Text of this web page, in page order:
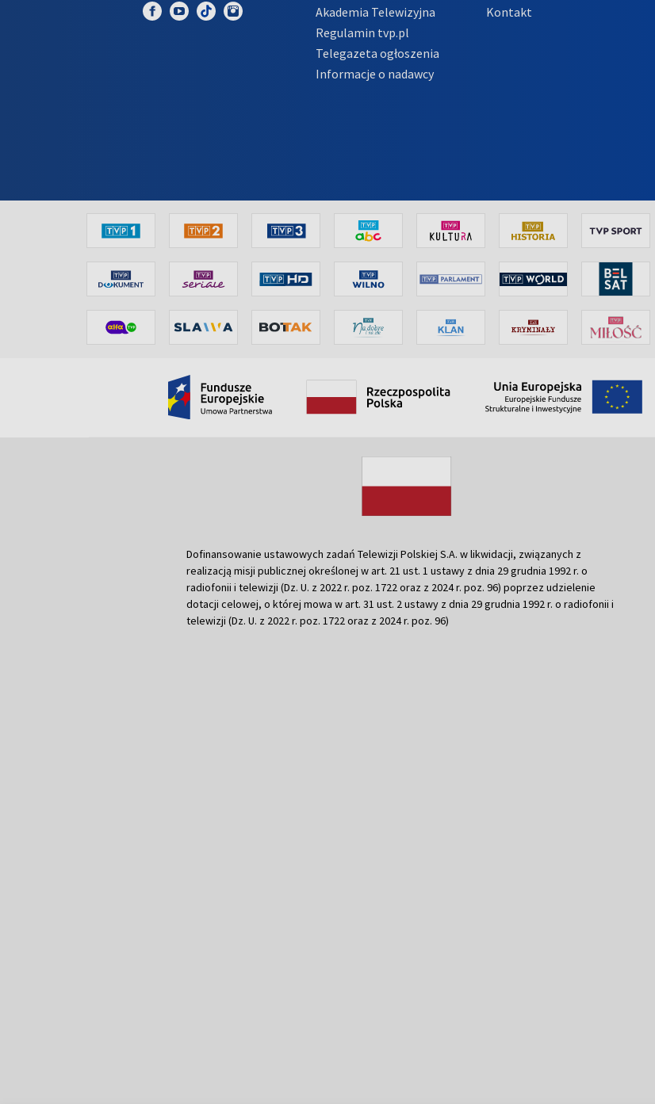
Akademia Telewizyjna
Regulamin tvp.pl
Telegazeta ogłoszenia
Informacje o nadawcy
Kontakt
Dofinansowanie ustawowych zadań Telewizji Polskiej S.A. w likwidacji, związanych z
realizacją misji publicznej określonej w art. 21 ust. 1 ustawy z dnia 29 grudnia 1992 r. o
radiofonii i telewizji (Dz. U. z 2022 r. poz. 1722 oraz z 2024 r. poz. 96) poprzez udzielenie
dotacji celowej, o której mowa w art. 31 ust. 2 ustawy z dnia 29 grudnia 1992 r. o radiofonii i
telewizji (Dz. U. z 2022 r. poz. 1722 oraz z 2024 r. poz. 96)